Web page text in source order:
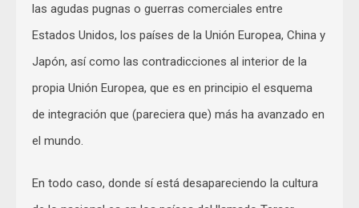
las agudas pugnas o guerras comerciales entre
Estados Unidos, los países de la Unión Europea, China y
Japón, así como las contradicciones al interior de la
propia Unión Europea, que es en principio el esquema
de integración que (pareciera que) más ha avanzado en
el mundo.
En todo caso, donde sí está desapareciendo la cultura